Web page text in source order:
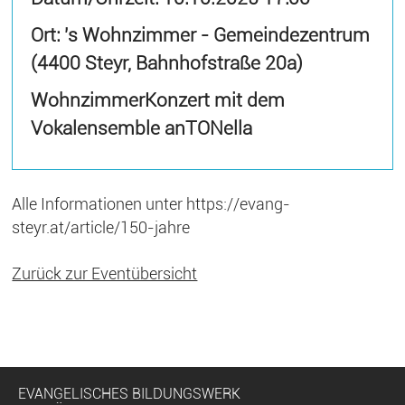
Ort: 's Wohnzimmer - Gemeindezentrum
(4400 Steyr, Bahnhofstraße 20a)
WohnzimmerKonzert mit dem
Vokalensemble anTONella
Alle Informationen unter https://evang-
steyr.at/article/150-jahre
Zurück zur Eventübersicht
EVANGELISCHES BILDUNGSWERK